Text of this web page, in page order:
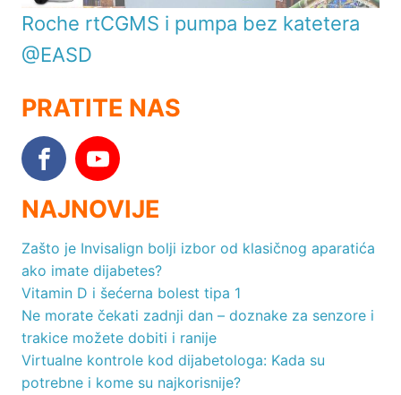
Roche rtCGMS i pumpa bez katetera
@EASD
PRATITE NAS
NAJNOVIJE
Zašto je Invisalign bolji izbor od klasičnog aparatića
ako imate dijabetes?
Vitamin D i šećerna bolest tipa 1
Ne morate čekati zadnji dan – doznake za senzore i
trakice možete dobiti i ranije
Virtualne kontrole kod dijabetologa: Kada su
potrebne i kome su najkorisnije?